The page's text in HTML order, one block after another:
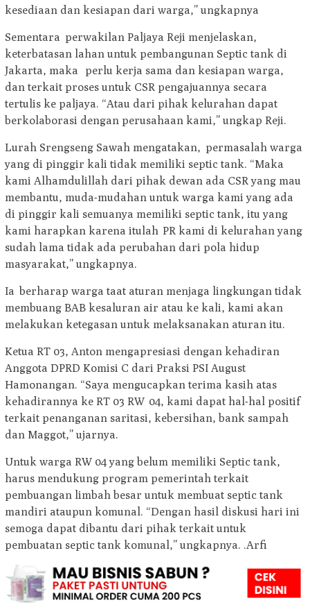
kesediaan dan kesiapan dari warga,” ungkapnya
Sementara perwakilan Paljaya Reji menjelaskan,
keterbatasan lahan untuk pembangunan Septic tank di
Jakarta, maka perlu kerja sama dan kesiapan warga,
dan terkait proses untuk CSR pengajuannya secara
tertulis ke paljaya. “Atau dari pihak kelurahan dapat
berkolaborasi dengan perusahaan kami,” ungkap Reji.
Lurah Srengseng Sawah mengatakan, permasalah warga
yang di pinggir kali tidak memiliki septic tank. “Maka
kami Alhamdulillah dari pihak dewan ada CSR yang mau
membantu, muda-mudahan untuk warga kami yang ada
di pinggir kali semuanya memiliki septic tank, itu yang
kami harapkan karena itulah PR kami di kelurahan yang
sudah lama tidak ada perubahan dari pola hidup
masyarakat,” ungkapnya.
Ia berharap warga taat aturan menjaga lingkungan tidak
membuang BAB kesaluran air atau ke kali, kami akan
melakukan ketegasan untuk melaksanakan aturan itu.
Ketua RT 03, Anton mengapresiasi dengan kehadiran
Anggota DPRD Komisi C dari Praksi PSI August
Hamonangan. “Saya mengucapkan terima kasih atas
kehadirannya ke RT 03 RW 04, kami dapat hal-hal positif
terkait penanganan saritasi, kebersihan, bank sampah
dan Maggot,” ujarnya.
Untuk warga RW 04 yang belum memiliki Septic tank,
harus mendukung program pemerintah terkait
pembuangan limbah besar untuk membuat septic tank
mandiri ataupun komunal. “Dengan hasil diskusi hari ini
semoga dapat dibantu dari pihak terkait untuk
pembuatan septic tank komunal,” ungkapnya. .Arfi